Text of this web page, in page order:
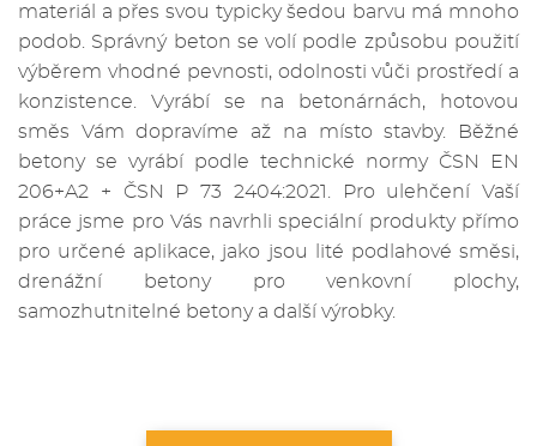
materiál a přes svou typicky šedou barvu má mnoho
podob. Správný beton se volí podle způsobu použití
výběrem vhodné pevnosti, odolnosti vůči prostředí a
konzistence. Vyrábí se na betonárnách, hotovou
směs Vám dopravíme až na místo stavby. Běžné
betony se vyrábí podle technické normy ČSN EN
206+A2 + ČSN P 73 2404:2021. Pro ulehčení Vaší
práce jsme pro Vás navrhli speciální produkty přímo
pro určené aplikace, jako jsou lité podlahové směsi,
drenážní betony pro venkovní plochy,
samozhutnitelné betony a další výrobky.